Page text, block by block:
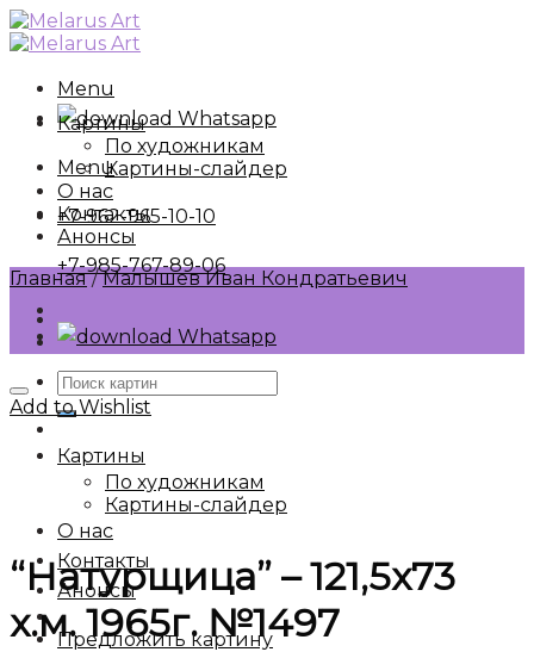
Skip
to
Menu
Whatsapp
Menu
+7-962-965-10-10
+7-985-767-89-06
Whatsapp
Искать:
Картины
По художникам
Картины-слайдер
О нас
Контакты
Анонсы
Предложить картину
Картины
По художникам
Картины-слайдер
О нас
Контакты
Анонсы
Главная / Малышев Иван Кондратьевич
Add to Wishlist
“Натурщица” – 121,5х73
х.м. 1965г. №1497